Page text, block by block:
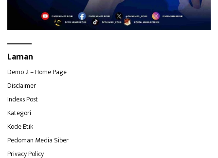
Laman
Demo 2 – Home Page
Disclaimer
Indexs Post
Kategori
Kode Etik
Pedoman Media Siber
Privacy Policy